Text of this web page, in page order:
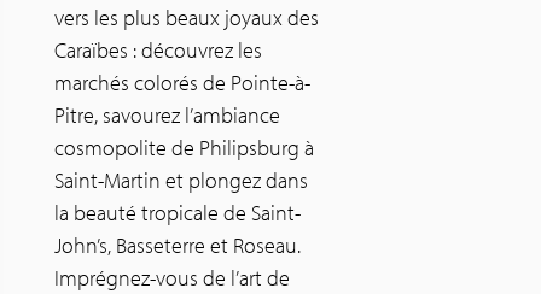
vers les plus beaux joyaux des
Caraïbes : découvrez les
marchés colorés de Pointe-à-
Pitre, savourez l’ambiance
cosmopolite de Philipsburg à
Saint-Martin et plongez dans
la beauté tropicale de Saint-
John’s, Basseterre et Roseau.
Imprégnez-vous de l’art de